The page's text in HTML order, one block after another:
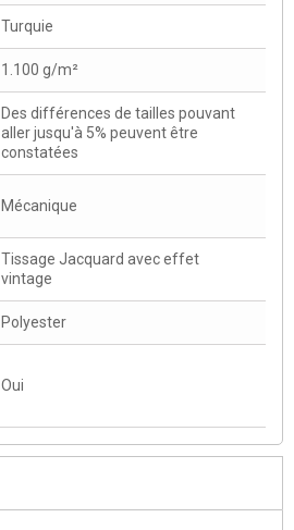
Turquie
1.100 g/m²
Des différences de tailles pouvant
aller jusqu'à 5% peuvent être
constatées
Mécanique
Tissage Jacquard avec effet
vintage
Polyester
Oui